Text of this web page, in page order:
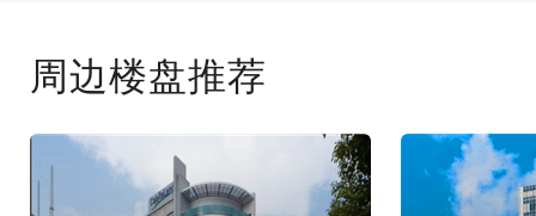
周边楼盘推荐